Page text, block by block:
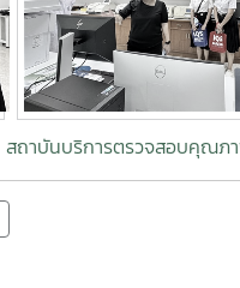
สถาบันบริการตรวจสอบคุณภ